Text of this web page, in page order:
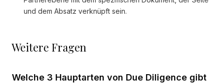
und dem Absatz verknüpft sein.
Weitere Fragen
Welche 3 Hauptarten von Due Diligence gibt